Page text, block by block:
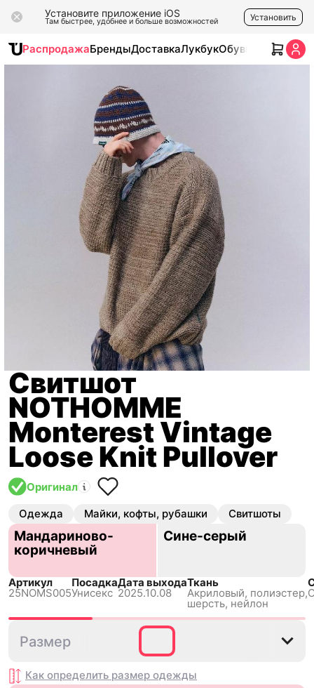
Установите приложение iOS
Там быстрее, удобнее и больше возможностей Установить
РаспродажаБрендыДоставкаЛукбукОбувь Одежда
Свитшот
NOTHOMME
Monterest Vintage
Loose Knit Pullover
Оригинал
Одежда Майки, кофты, рубашки Свитшоты
Мандариново-
коричневый
Сине-серый
Артикул
25NOMS005
Посадка
Унисекс
Дата выхода
2025.10.08
Ткань
Акриловый, полиэстер,
шерсть, нейлон
Размер
Как определить размер одежды